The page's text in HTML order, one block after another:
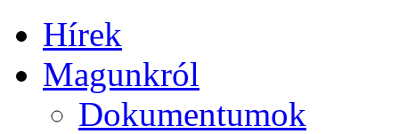
Hírek
Magunkról
Dokumentumok